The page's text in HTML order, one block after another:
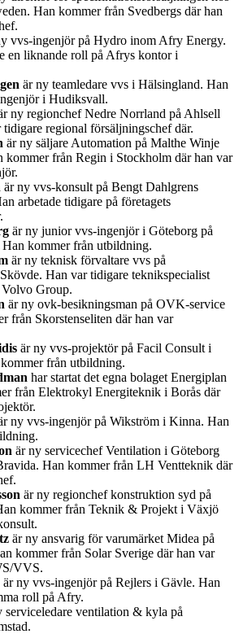
Han kommer från Svedbergs där han
vvs-ingenjör på Hydro inom Afry Energy.
en liknande roll på Afrys kontor i
är ny teamledare vvs i Hälsingland. Han
i Hudiksvall.
ny regionchef Nedre Norrland på Ahlsell
regional försäljningschef där.
är ny säljare Automation på Malthe Winje
kommer från Regin i Stockholm där han var
är ny vvs-konsult på Bengt Dahlgrens
arbetade tidigare på företagets
är ny junior vvs-ingenjör i Göteborg på
kommer från utbildning.
är ny teknisk förvaltare vvs på
Han var tidigare teknikspecialist
Group.
är ny ovk-besikningsman på OVK-service
från Skorstenseliten där han var
är ny vvs-projektör på Facil Consult i
från utbildning.
har startat det egna bolaget Energiplan
från Elektrokyl Energiteknik i Borås där
ny vvs-ingenjör på Wikström i Kinna. Han
är ny servicechef Ventilation i Göteborg
Han kommer från LH Ventteknik där
är ny regionchef konstruktion syd på
kommer från Teknik & Projekt i Växjö
är ny ansvarig för varumärket Midea på
kommer från Solar Sverige där han var
VVS.
är ny vvs-ingenjör på Rejlers i Gävle. Han
roll på Afry.
serviceledare ventilation & kyla på